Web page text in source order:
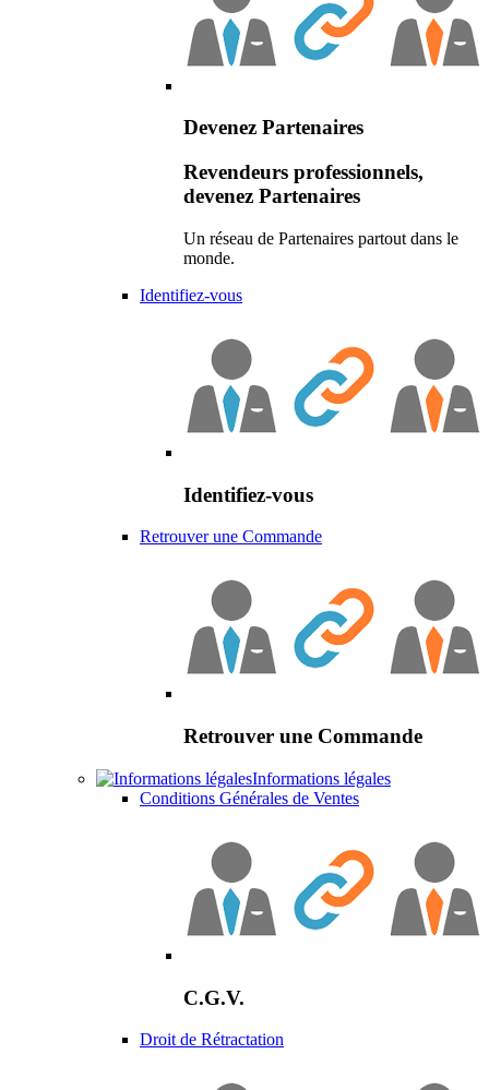
Devenez Partenaires
Revendeurs professionnels,
devenez Partenaires
Un réseau de Partenaires partout dans le
monde.
Identifiez-vous
Identifiez-vous
Retrouver une Commande
Retrouver une Commande
Informations légales
Conditions Générales de Ventes
C.G.V.
Droit de Rétractation